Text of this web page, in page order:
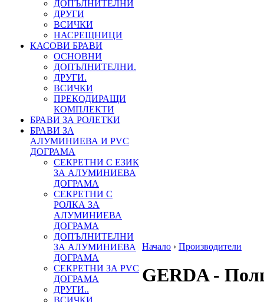
ДОПЪЛНИТЕЛНИ
ДРУГИ
ВСИЧКИ
НАСРЕЩНИЦИ
КАСОВИ БРАВИ
ОСНОВНИ
ДОПЪЛНИТЕЛНИ.
ДРУГИ.
ВСИЧКИ
ПРЕКОДИРАЩИ
КОМПЛЕКТИ
БРАВИ ЗА РОЛЕТКИ
БРАВИ ЗА
АЛУМИНИЕВА И PVC
ДОГРАМА
СЕКРЕТНИ С ЕЗИК
ЗА АЛУМИНИЕВА
ДОГРАМА
СЕКРЕТНИ С
РОЛКА ЗА
АЛУМИНИЕВА
ДОГРАМА
ДОПЪЛНИТЕЛНИ
ЗА АЛУМИНИЕВА
ДОГРАМА
СЕКРЕТНИ ЗА PVC
ДОГРАМА
ДРУГИ..
ВСИЧКИ
GERDA -